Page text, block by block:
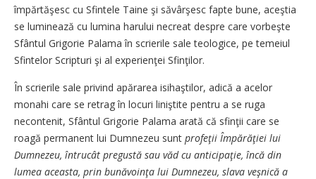
împărtăşesc cu Sfintele Taine şi săvârşesc fapte bune, aceştia
se luminează cu lumina harului necreat despre care vorbeşte
Sfântul Grigorie Palama în scrierile sale teologice, pe temeiul
Sfintelor Scripturi şi al experienţei Sfinţilor.
În scrierile sale privind apărarea isihaştilor, adică a acelor
monahi care se retrag în locuri liniştite pentru a se ruga
necontenit, Sfântul Grigorie Palama arată că sfinţii care se
roagă permanent lui Dumnezeu sunt profeţii Împărăţiei lui
Dumnezeu, întrucât pregustă sau văd cu anticipaţie, încă din
lumea aceasta, prin bunăvoinţa lui Dumnezeu, slava veşnică a